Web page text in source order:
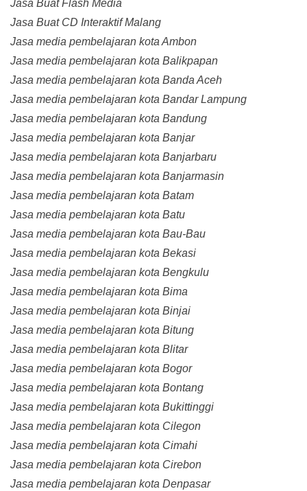
Jasa Buat Flash Media
Jasa Buat CD Interaktif Malang
Jasa media pembelajaran kota Ambon
Jasa media pembelajaran kota Balikpapan
Jasa media pembelajaran kota Banda Aceh
Jasa media pembelajaran kota Bandar Lampung
Jasa media pembelajaran kota Bandung
Jasa media pembelajaran kota Banjar
Jasa media pembelajaran kota Banjarbaru
Jasa media pembelajaran kota Banjarmasin
Jasa media pembelajaran kota Batam
Jasa media pembelajaran kota Batu
Jasa media pembelajaran kota Bau-Bau
Jasa media pembelajaran kota Bekasi
Jasa media pembelajaran kota Bengkulu
Jasa media pembelajaran kota Bima
Jasa media pembelajaran kota Binjai
Jasa media pembelajaran kota Bitung
Jasa media pembelajaran kota Blitar
Jasa media pembelajaran kota Bogor
Jasa media pembelajaran kota Bontang
Jasa media pembelajaran kota Bukittinggi
Jasa media pembelajaran kota Cilegon
Jasa media pembelajaran kota Cimahi
Jasa media pembelajaran kota Cirebon
Jasa media pembelajaran kota Denpasar